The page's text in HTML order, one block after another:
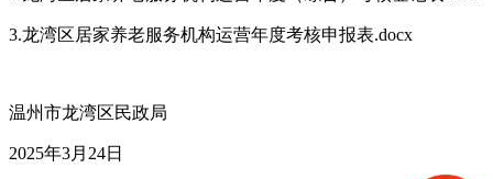
3.龙湾区居家养老服务机构运营年度考核申报表.docx
温州市龙湾区民政局
2025年3月24日